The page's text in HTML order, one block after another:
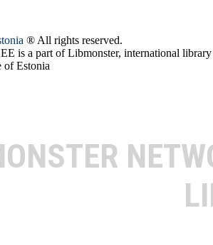
® All rights reserved.
is a part of Libmonster, international
of Estonia